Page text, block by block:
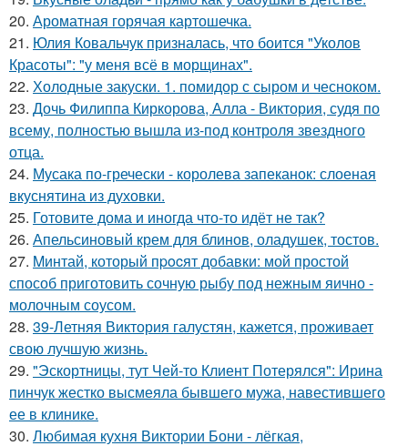
20. Ароматная горячая картошечка.
21. Юлия Ковальчук призналась, что боится "Уколов
Красоты": "у меня всё в морщинах".
22. Холодные закуски. 1. помидор с сыром и чесноком.
23. Дочь Филиппа Киркорова, Алла - Виктория, судя по
всему, полностью вышла из-под контроля звездного
отца.
24. Мусака по-гречески - королева запеканок: слоеная
вкуснятина из духовки.
25. Готовите дома и иногда что-то идёт не так?
26. Апельсиновый крем для блинов, оладушек, тостов.
27. Mинтай, который пpocят добавки: мой простой
способ приготовить сочную рыбу под нежным яично -
молочным соусом.
28. 39-Летняя Виктория галустян, кажется, проживает
свою лучшую жизнь.
29. "Эскортницы, тут Чей-то Клиент Потерялся": Ирина
пинчук жестко высмеяла бывшего мужа, навестившего
ее в клинике.
30. Любимая кухня Виктории Бони - лёгкая,